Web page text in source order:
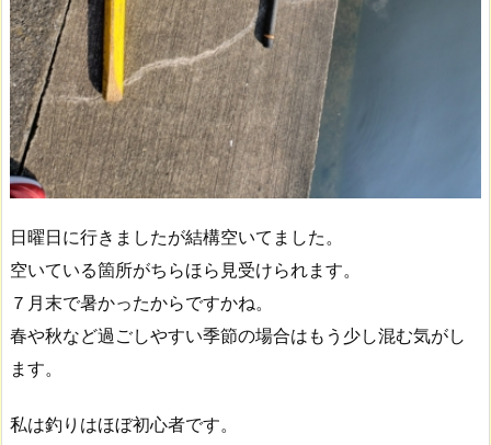
日曜日に行きましたが結構空いてました。
空いている箇所がちらほら見受けられます。
７月末で暑かったからですかね。
春や秋など過ごしやすい季節の場合はもう少し混む気がし
ます。
私は釣りはほぼ初心者です。